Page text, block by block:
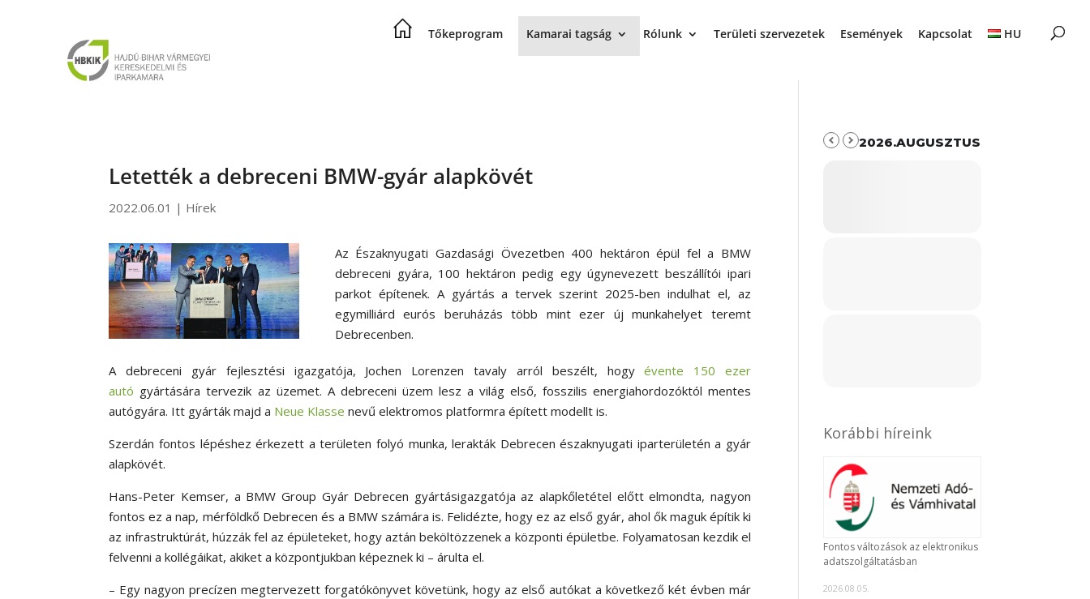
Tőkeprogram Kamarai tagság Rólunk Területi szervezetek Események Kapcsolat HU
Letették a debreceni BMW-gyár alapkövét
2022.06.01 | Hírek
Az Északnyugati Gazdasági Övezetben 400 hektáron épül fel a BMW
debreceni gyára, 100 hektáron pedig egy úgynevezett beszállítói ipari
parkot építenek. A gyártás a tervek szerint 2025-ben indulhat el, az
egymilliárd eurós beruházás több mint ezer új munkahelyet teremt
Debrecenben.
A debreceni gyár fejlesztési igazgatója, Jochen Lorenzen tavaly arról beszélt, hogyévente 150 ezer
autó gyártására tervezik az üzemet. A debreceni üzem lesz a világ első, fosszilis energiahordozóktól mentes
autógyára. Itt gyárták majd a Neue Klasse nevű elektromos platformra épített modellt is.
Szerdán fontos lépéshez érkezett a területen folyó munka, lerakták Debrecen északnyugati iparterületén a gyár
alapkövét.
Hans-Peter Kemser, a BMW Group Gyár Debrecen gyártásigazgatója az alapkőletétel előtt elmondta, nagyon
fontos ez a nap, mérföldkő Debrecen és a BMW számára is. Felidézte, hogy ez az első gyár, ahol ők maguk építik ki
az infrastruktúrát, húzzák fel az épületeket, hogy aztán beköltözzenek a központi épületbe. Folyamatosan kezdik el
felvenni a kollégáikat, akiket a központjukban képeznek ki – árulta el.
– Egy nagyon precízen megtervezett forgatókönyvet követünk, hogy az első autókat a következő két évben már
2026.AUGUSZTUS
Korábbi híreink
Fontos változások az elektronikus
adatszolgáltatásban
2026.08.05.